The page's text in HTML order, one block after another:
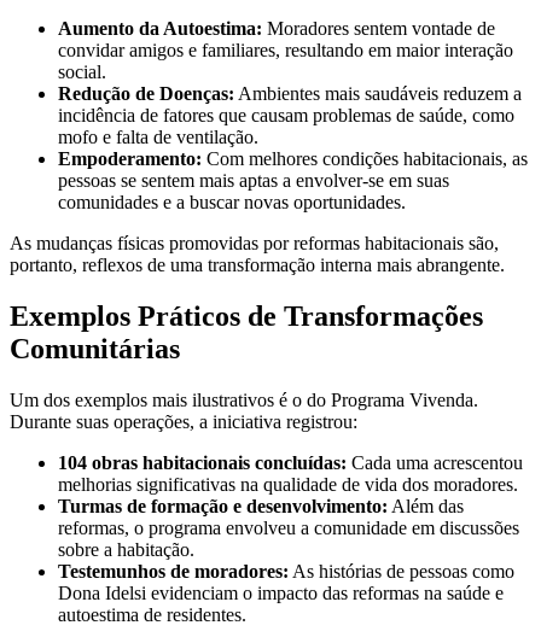
Aumento da Autoestima: Moradores sentem vontade de
convidar amigos e familiares, resultando em maior interação
social.
Redução de Doenças: Ambientes mais saudáveis reduzem a
incidência de fatores que causam problemas de saúde, como
mofo e falta de ventilação.
Empoderamento: Com melhores condições habitacionais, as
pessoas se sentem mais aptas a envolver-se em suas
comunidades e a buscar novas oportunidades.
As mudanças físicas promovidas por reformas habitacionais são,
portanto, reflexos de uma transformação interna mais abrangente.
Exemplos Práticos de Transformações
Comunitárias
Um dos exemplos mais ilustrativos é o do Programa Vivenda.
Durante suas operações, a iniciativa registrou:
104 obras habitacionais concluídas: Cada uma acrescentou
melhorias significativas na qualidade de vida dos moradores.
Turmas de formação e desenvolvimento: Além das
reformas, o programa envolveu a comunidade em discussões
sobre a habitação.
Testemunhos de moradores: As histórias de pessoas como
Dona Idelsi evidenciam o impacto das reformas na saúde e
autoestima de residentes.